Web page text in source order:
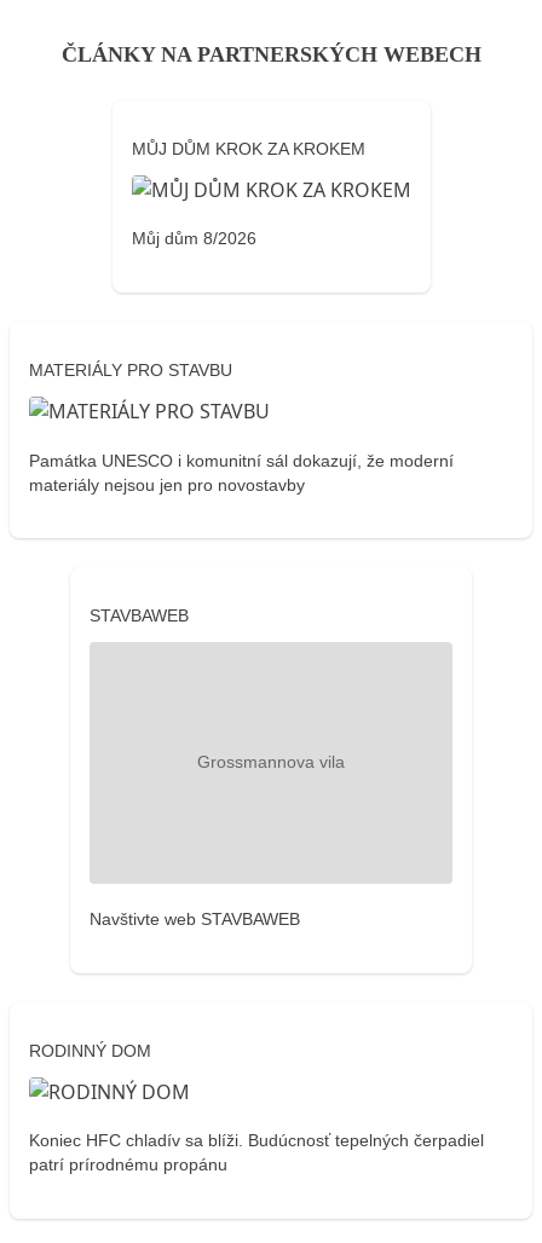
ČLÁNKY NA PARTNERSKÝCH WEBECH
MŮJ DŮM KROK ZA KROKEM
Můj dům 8/2026
MATERIÁLY PRO STAVBU
Památka UNESCO i komunitní sál dokazují, že moderní
materiály nejsou jen pro novostavby
STAVBAWEB
Navštivte web STAVBAWEB
RODINNÝ DOM
Koniec HFC chladív sa blíži. Budúcnosť tepelných čerpadiel
patrí prírodnému propánu